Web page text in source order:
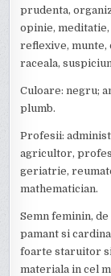
prudenta,
opinie,
reflexive,
raceala,
Culoare: negru;
plumb.
Profesii:
agricultor,
geriatrie,
mathematician.
Semn feminin,
pamant si
foarte staruitor
materiala in cel